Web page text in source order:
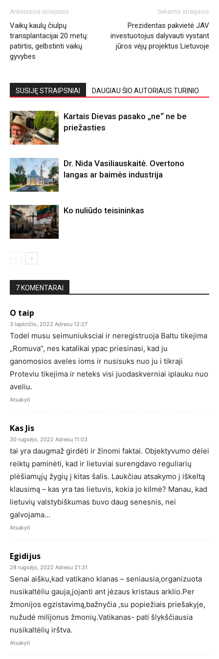
Ankstesnis straipsnis
Vaikų kaulų čiulpų
transplantacijai 20 metų:
patirtis, gelbstinti vaikų
gyvybes
Sekantis straipsnis
Prezidentas pakvietė JAV
investuotojus dalyvauti vystant
jūros vėjų projektus Lietuvoje
SUSIJĘ STRAIPSNIAI DAUGIAU ŠIO AUTORIAUS TURINIO
Kartais Dievas pasako „ne“ ne be
priežasties
Dr. Nida Vasiliauskaitė. Overtono
langas ar baimės industrija
Ko nuliūdo teisininkas
7 KOMENTARAI
O taip
3 lapkričio, 2022 Adresu 12:27
Todel musu seimuniuksciai ir neregistruoja Baltu tikejima
„Romuva”, nes katalikai ypac priesinasi, kad ju
ganomosios aveles ioms ir nusisuks nuo ju i tikraji
Proteviu tikejima ir neteks visi juodaskverniai iplauku nuo
aveliu.
Atsakyti
Kas Jis
30 rugsėjo, 2022 Adresu 11:03
tai yra daugmaž girdėti ir žinomi faktai. Objektyvumo dėlei
reiktų paminėti, kad ir lietuviai surengdavo reguliarių
plėšiamųjų žygių į kitas šalis. Laukčiau atsakymo į iškeltą
klausimą – kas yra tas lietuvis, kokia jo kilmė? Manau, kad
lietuvių valstybiškumas buvo daug senesnis, nei
galvojama…
Atsakyti
Egidijus
28 rugsėjo, 2022 Adresu 21:31
Senai aišku,kad vatikano klanas – seniausia,organizuota
nusikaltėliu gauja,jojanti ant jėzaus kristaus arklio.Per
žmonijos egzistavimą,bažnyčia ,su popiežiais priešakyje,
nužudė milijonus žmonių.Vatikanas- pati šlykščiausia
nusikaltėlių irštva.
Atsakyti